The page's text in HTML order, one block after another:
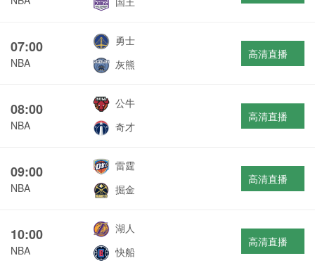
07:00
NBA
勇士
灰熊
高清直播
08:00
NBA
公牛
奇才
高清直播
09:00
NBA
雷霆
掘金
高清直播
10:00
NBA
湖人
快船
高清直播